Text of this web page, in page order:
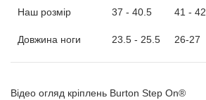
Наш розмір 37 - 40.5 41 - 42
Довжина ноги 23.5 - 25.5 26-27
Відео огляд кріплень Burton Step On®